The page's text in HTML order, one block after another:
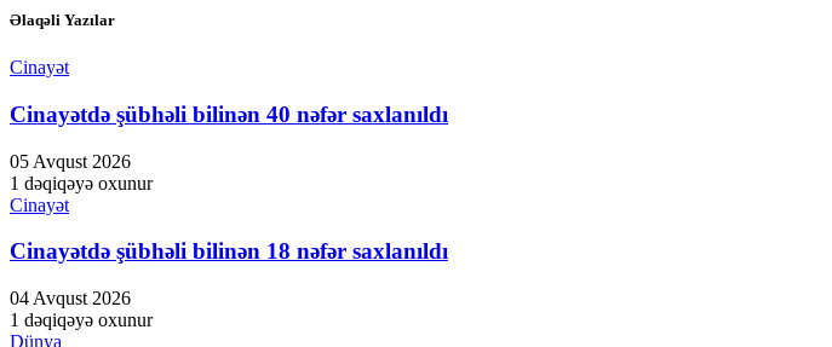
Əlaqəli Yazılar
Cinayət
Cinayətdə şübhəli bilinən 40 nəfər saxlanıldı
05 Avqust 2026
1 dəqiqəyə oxunur
Cinayət
Cinayətdə şübhəli bilinən 18 nəfər saxlanıldı
04 Avqust 2026
1 dəqiqəyə oxunur
Dünya